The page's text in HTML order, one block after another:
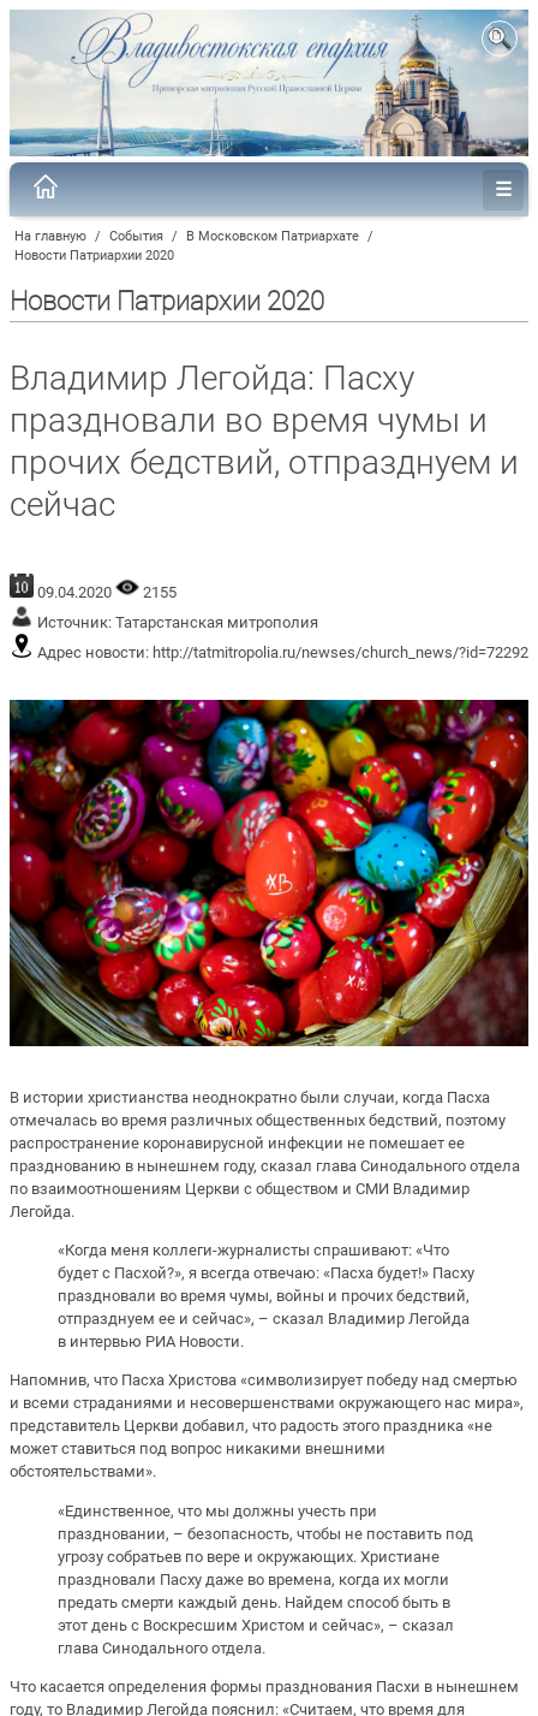
На главную / События / В Московском Патриархате /
Новости Патриархии 2020
Новости Патриархии 2020
Владимир Легойда: Пасху
праздновали во время чумы и
прочих бедствий, отпразднуем и
сейчас
09.04.2020
2155
Источник: Татарстанская митрополия
Адрес новости: http://tatmitropolia.ru/newses/church_news/?id=72292
В истории христианства неоднократно были случаи, когда Пасха
отмечалась во время различных общественных бедствий, поэтому
распространение коронавирусной инфекции не помешает ее
празднованию в нынешнем году, сказал глава Синодального отдела
по взаимоотношениям Церкви с обществом и СМИ Владимир
Легойда.
«Когда меня коллеги-журналисты спрашивают: «Что
будет с Пасхой?», я всегда отвечаю: «Пасха будет!» Пасху
праздновали во время чумы, войны и прочих бедствий,
отпразднуем ее и сейчас», – сказал Владимир Легойда
в интервью РИА Новости.
Напомнив, что Пасха Христова «символизирует победу над смертью
и всеми страданиями и несовершенствами окружающего нас мира»,
представитель Церкви добавил, что радость этого праздника «не
может ставиться под вопрос никакими внешними
обстоятельствами».
«Единственное, что мы должны учесть при
праздновании, – безопасность, чтобы не поставить под
угрозу собратьев по вере и окружающих. Христиане
праздновали Пасху даже во времена, когда их могли
предать смерти каждый день. Найдем способ быть в
этот день с Воскресшим Христом и сейчас», – сказал
глава Синодального отдела.
Что касается определения формы празднования Пасхи в нынешнем
году, то Владимир Легойда пояснил: «Считаем, что время для